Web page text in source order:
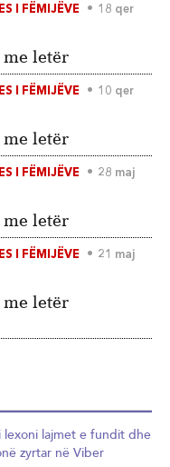
I FËMIJËVE
18 qer
letër
I FËMIJËVE
10 qer
letër
I FËMIJËVE
28 maj
letër
I FËMIJËVE
21 maj
letër
lexoni lajmet e fundit dhe
zyrtar në Viber